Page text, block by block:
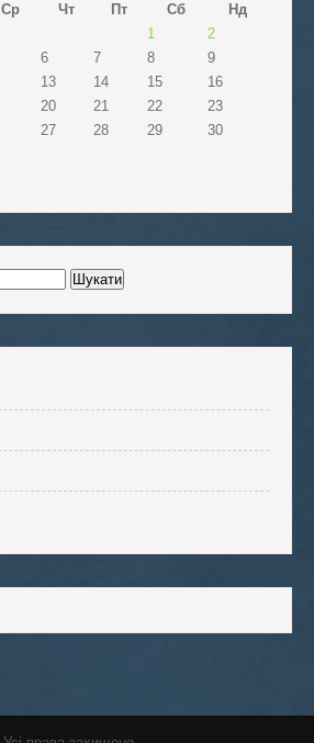
Ср Чт Пт Сб
Нд
1
2
6 7 8
9
13 14 15
16
20 21 22
23
27 28 29
30